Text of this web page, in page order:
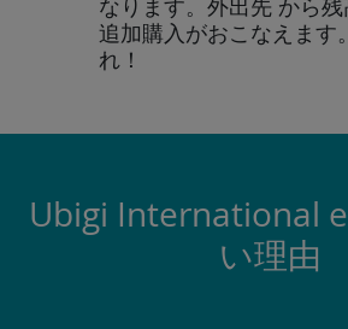
なります。 外出先 から残
追加購入がおこなえます。
れ！
Ubigi International
い理由